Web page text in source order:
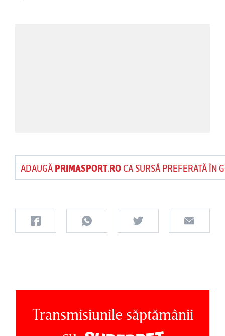
ADAUGĂ PRIMASPORT.ROCA SURSĂ PREFERATĂ ÎN
Transmisiunile săptămânii